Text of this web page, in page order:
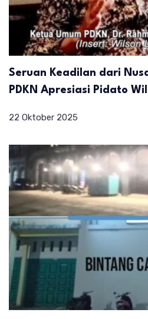
Seruan Keadilan dari
PDKN Apresiasi Pidato
22 Oktober 2025